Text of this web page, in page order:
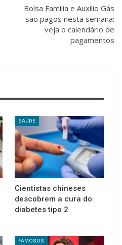
Bolsa Família e Auxílio Gás
são pagos nesta semana;
veja o calendário de
pagamentos
SAÚDE
Cientistas chineses
descobrem a cura do
diabetes tipo 2
FAMOSOS